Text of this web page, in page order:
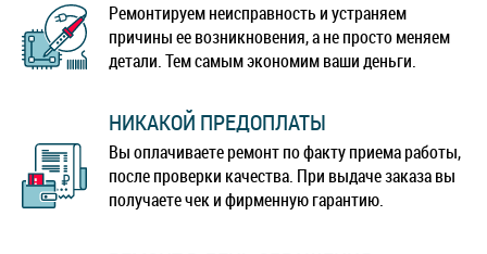
Ремонтируем неисправность и устраняем
причины ее возникновения, а не просто меняем
детали. Тем самым экономим ваши деньги.
НИКАКОЙ ПРЕДОПЛАТЫ
Вы оплачиваете ремонт по факту приема работы,
после проверки качества. При выдаче заказа вы
получаете чек и фирменную гарантию.